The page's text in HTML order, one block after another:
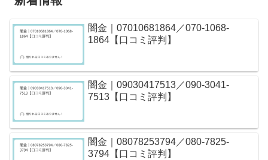
闇金｜07010681864／070-1068-
1864【口コミ評判】
闇金｜09030417513／090-3041-
7513【口コミ評判】
闇金｜08078253794／080-7825-
3794【口コミ評判】